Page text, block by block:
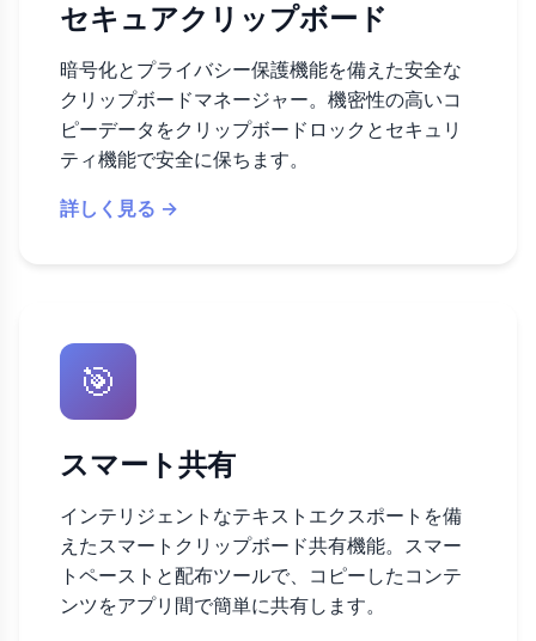
セキュアクリップボード
暗号化とプライバシー保護機能を備えた安全な
クリップボードマネージャー。機密性の高いコ
ピーデータをクリップボードロックとセキュリ
ティ機能で安全に保ちます。
詳しく見る →
🎯
スマート共有
インテリジェントなテキストエクスポートを備
えたスマートクリップボード共有機能。スマー
トペーストと配布ツールで、コピーしたコンテ
ンツをアプリ間で簡単に共有します。